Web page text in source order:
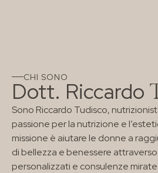
CHI SONO
Dott. Riccardo
Sono Riccardo Tudisco,
passione per la nutrizione e
missione è aiutare le donne a
di bellezza e benessere
personalizzati e consulenze mirate.